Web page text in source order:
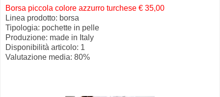
Borsa piccola colore azzurro turchese € 35,00
Linea prodotto: borsa
Tipologia: pochette in pelle
Produzione: made in Italy
Disponibilità articolo: 1
Valutazione media: 80%